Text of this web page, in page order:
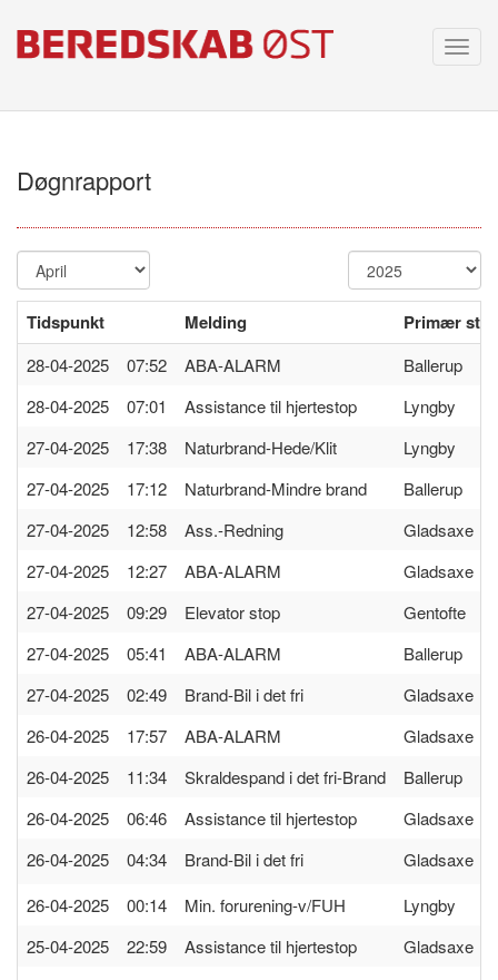
Døgnrapport
Tidspunkt Melding Primær
28-04-2025 07:52 ABA-ALARM
Ballerup
28-04-2025 07:01
Assistance til hjertestop
Lyngby
27-04-2025 17:38
Naturbrand-Hede/Klit
Lyngby
27-04-2025 17:12
Naturbrand-Mindre brand
Ballerup
27-04-2025 12:58
Ass.-Redning
Gladsaxe
27-04-2025 12:27
ABA-ALARM
Gladsaxe
27-04-2025 09:29
Elevator stop
Gentofte
27-04-2025 05:41
ABA-ALARM
Ballerup
27-04-2025 02:49
Brand-Bil i det fri
Gladsaxe
26-04-2025 17:57
ABA-ALARM
Gladsaxe
26-04-2025 11:34
Skraldespand i det fri-Brand
Ballerup
26-04-2025 06:46
Assistance til hjertestop
Gladsaxe
26-04-2025 04:34
Brand-Bil i det fri
Gladsaxe
26-04-2025 00:14
Min. forurening-v/FUH
Lyngby
25-04-2025 22:59
Assistance til hjertestop
Gladsaxe